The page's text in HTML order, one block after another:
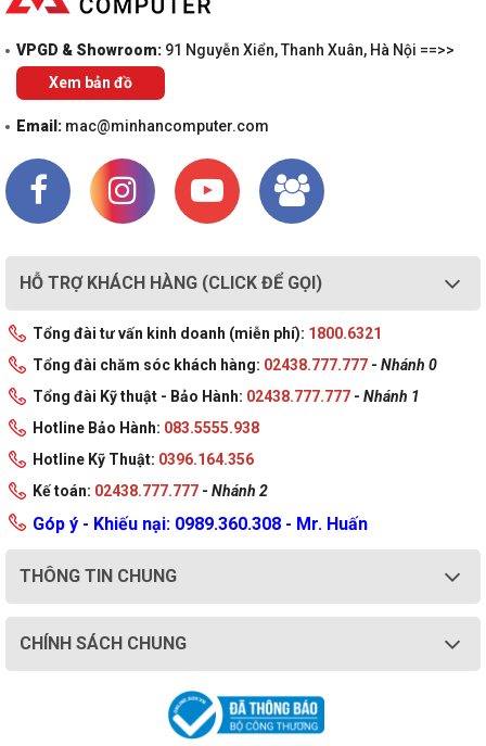
VPGD & Showroom: 91 Nguyễn Xiển, Thanh Xuân, Hà Nội ==>>
Xem bản đồ
Email: mac@minhancomputer.com
HỖ TRỢ KHÁCH HÀNG (CLICK ĐỂ GỌI)
Tổng đài tư vấn kinh doanh (miễn phí): 1800.6321
Tổng đài chăm sóc khách hàng: 02438.777.777 - Nhánh 0
Tổng đài Kỹ thuật - Bảo Hành: 02438.777.777 - Nhánh 1
Hotline Bảo Hành: 083.5555.938
Hotline Kỹ Thuật: 0396.164.356
Kế toán: 02438.777.777 - Nhánh 2
Góp ý - Khiếu nại: 0989.360.308 - Mr. Huấn
THÔNG TIN CHUNG
CHÍNH SÁCH CHUNG